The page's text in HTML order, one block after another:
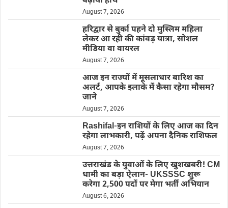
August 7, 2026
हरिद्वार से बुर्का पहने दो मुस्लिम महिला
लेकर आ रही की कांवड़ यात्रा, सोशल
मीडिया वा वायरल
August 7, 2026
आज इन राज्यों में मूसलाधार बारिश का
अलर्ट, आपके इलाके में कैसा रहेगा मौसम?
जाने
August 7, 2026
Rashifal-इन राशियों के लिए आज का दिन
रहेगा लाभकारी, पढ़ें अपना दैनिक राशिफल
August 7, 2026
उत्तराखंड के युवाओं के लिए खुशखबरी! CM
धामी का बड़ा ऐलान- UKSSSC शुरू
करेगा 2,500 पदों पर मेगा भर्ती अभियान
August 6, 2026